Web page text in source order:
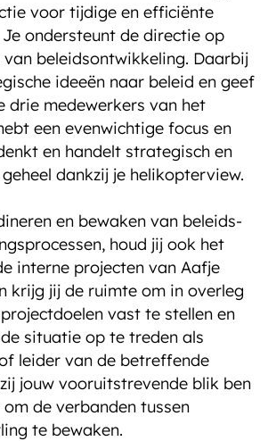
voor tijdige en efficiënte
ondersteunt de directie op
beleidsontwikkeling. Daarbij
ideeën naar beleid en geef
drie medewerkers van het
een evenwichtige focus en
en handelt strategisch en
dankzij je helikopterview.
en bewaken van beleids-
houd jij ook het
interne projecten van Aafje
krijg jij de ruimte om in overleg
vast te stellen en
situatie op te treden als
leider van de betreffende
jouw vooruitstrevende blik ben
de verbanden tussen
te bewaken.